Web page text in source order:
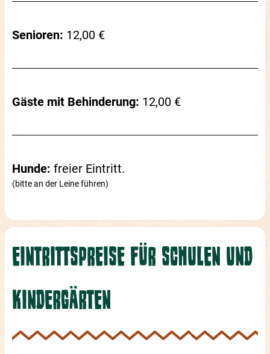
Senioren: 12,00 €
Gäste mit Behinderung: 12,00 €
Hunde: freier Eintritt.
(bitte an der Leine führen)
EINTRITTSPREISE FÜR SCHULEN UND
KINDERGÄRTEN